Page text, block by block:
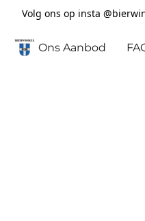
Volg ons op insta
Ons Aanbod